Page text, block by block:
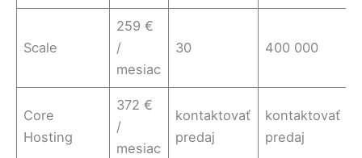
Scale
259 €
/
mesiac
30 400 000
Core
Hosting
372 €
/
mesiac
kontaktovať
predaj
kontaktovať
predaj